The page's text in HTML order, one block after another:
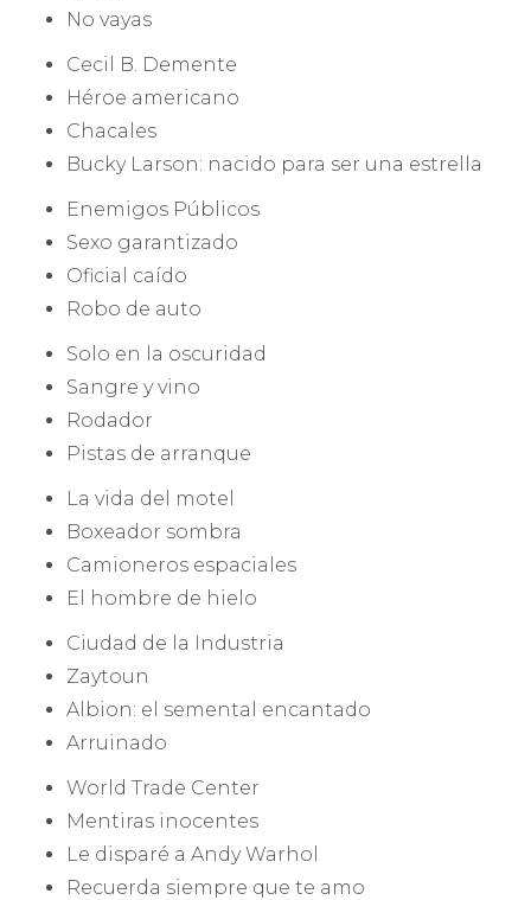
No vayas
Cecil B. Demente
Héroe americano
Chacales
Bucky Larson: nacido para ser una estrella
Enemigos Públicos
Sexo garantizado
Oficial caído
Robo de auto
Solo en la oscuridad
Sangre y vino
Rodador
Pistas de arranque
La vida del motel
Boxeador sombra
Camioneros espaciales
El hombre de hielo
Ciudad de la Industria
Zaytoun
Albion: el semental encantado
Arruinado
World Trade Center
Mentiras inocentes
Le disparé a Andy Warhol
Recuerda siempre que te amo